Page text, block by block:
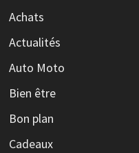
Achats
Actualités
Auto Moto
Bien être
Bon plan
Cadeaux